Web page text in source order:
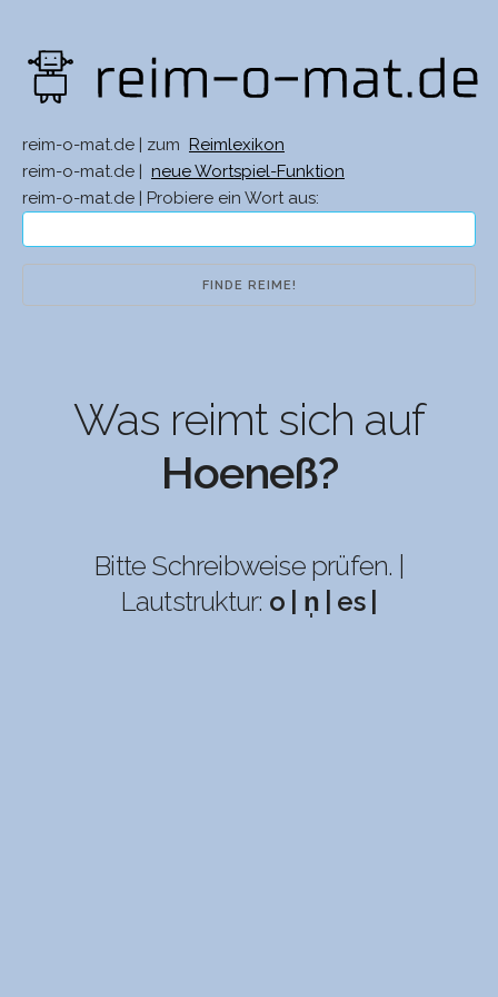
reim-o-mat.de | zum
Reimlexikon
reim-o-mat.de |
neue Wortspiel-Funktion
reim-o-mat.de | Probiere ein Wort aus:
Was reimt sich auf
Hoeneß?
Bitte Schreibweise prüfen. |
Lautstruktur: o | n̩ | es |